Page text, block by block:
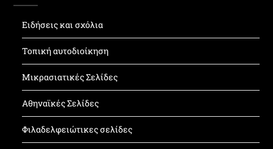
Ειδήσεις και σχόλια
Τοπική αυτοδιοίκηση
Μικρασιατικές Σελίδες
Αθηναϊκές Σελίδες
Φιλαδελφειώτικες σελίδες